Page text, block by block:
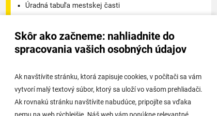
Skôr ako začneme: nahliadnite do
spracovania vašich osobných údajov
Ak navštívite stránku, ktorá zapisuje cookies, v počítači sa vám
vytvorí malý textový súbor, ktorý sa uloží vo vašom prehliadači.
Ak rovnakú stránku navštívite nabudúce, pripojíte sa vďaka
Úradná tabuľa mestskej časti
Úradná tabuľa stavebného úradu
Potrebujem vybaviť